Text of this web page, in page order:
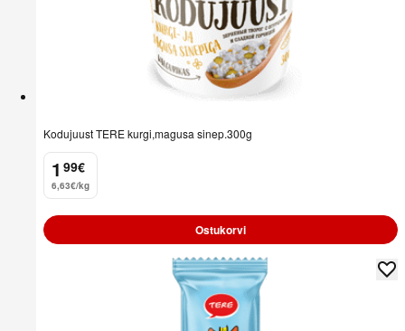
Kodujuust TERE kurgi,magusa sinep.300g
1
. 99€
6,63€/kg
Ostukorvi